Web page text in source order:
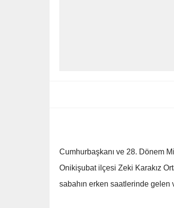
Cumhurbaşkanı ve 28. Dönem
Onikişubat ilçesi Zeki Karakız
sabahın erken saatlerinde gelen